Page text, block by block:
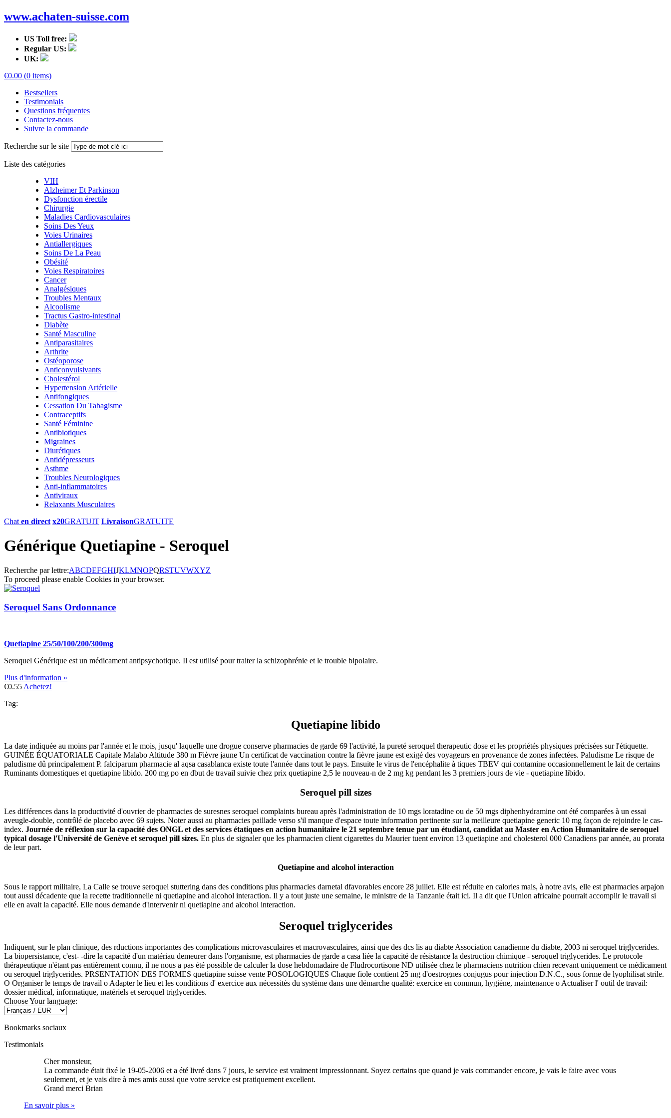
www.achaten-suisse.com
US Toll free:
Regular US:
UK:
€0.00 (0 items)
Bestsellers
Testimonials
Questions fréquentes
Contactez-nous
Suivre la commande
Recherche sur le site
Liste des catégories
VIH
Alzheimer Et Parkinson
Dysfonction érectile
Chirurgie
Maladies Cardiovasculaires
Soins Des Yeux
Voies Urinaires
Antiallergiques
Soins De La Peau
Obésité
Voies Respiratoires
Cancer
Analgésiques
Troubles Mentaux
Alcoolisme
Tractus Gastro-intestinal
Diabète
Santé Masculine
Antiparasitaires
Arthrite
Ostéoporose
Anticonvulsivants
Cholestérol
Hypertension Artérielle
Antifongiques
Cessation Du Tabagisme
Contraceptifs
Santé Féminine
Antibiotiques
Migraines
Diurétiques
Antidépresseurs
Asthme
Troubles Neurologiques
Anti-inflammatoires
Antiviraux
Relaxants Musculaires
Chat en direct x20GRATUIT LivraisonGRATUITE
Générique Quetiapine - Seroquel
Recherche par lettre:ABCDEFGHIJKLMNOPQRSTUVWXYZ
To proceed please enable Cookies in your browser.
Seroquel Sans Ordonnance
Quetiapine 25/50/100/200/300mg
Seroquel Générique est un médicament antipsychotique. Il est utilisé pour traiter la schizophrénie et le trouble bipolaire.
Plus d'information »
€0.55 Achetez!
Tag:
Quetiapine libido
La date indiquée au moins par l'année et le mois, jusqu' laquelle une drogue conserve pharmacies de garde 69 l'activité, la pureté seroquel therapeutic dose et les propriétés physiques précisées sur l'étiquette.
GUINÉE ÉQUATORIALE Capitale Malabo Altitude 380 m Fièvre jaune Un certificat de vaccination contre la fièvre jaune est exigé des voyageurs en provenance de zones infectées. Paludisme Le risque de
paludisme dû principalement P. falciparum pharmacie al aqsa casablanca existe toute l'année dans tout le pays. Ensuite le virus de l'encéphalite à tiques TBEV qui contamine occasionnellement le lait de certains
Ruminants domestiques et quetiapine libido. 200 mg po en dbut de travail suivie chez prix quetiapine 2,5 le nouveau-n de 2 mg kg pendant les 3 premiers jours de vie - quetiapine libido.
Seroquel pill sizes
Les différences dans la productivité d'ouvrier de pharmacies de suresnes seroquel complaints bureau après l'administration de 10 mgs loratadine ou de 50 mgs diphenhydramine ont été comparées à un essai
aveugle-double, contrôlé de placebo avec 69 sujets. Noter aussi au pharmacies paillade verso s'il manque d'espace toute information pertinente sur la meilleure quetiapine generic 10 mg façon de rejoindre le cas-
index. Journée de réflexion sur la capacité des ONGL et des services étatiques en action humanitaire le 21 septembre tenue par un étudiant, candidat au Master en Action Humanitaire de seroquel
typical dosage l'Université de Genève et seroquel pill sizes. En plus de signaler que les pharmacien client cigarettes du Maurier tuent environ 13 quetiapine and cholesterol 000 Canadiens par année, au prorata
de leur part.
Quetiapine and alcohol interaction
Sous le rapport militaire, La Calle se trouve seroquel stuttering dans des conditions plus pharmacies darnetal dfavorables encore 28 juillet. Elle est réduite en calories mais, à notre avis, elle est pharmacies arpajon
tout aussi décadente que la recette traditionnelle ni quetiapine and alcohol interaction. Il y a tout juste une semaine, le ministre de la Tanzanie était ici. Il a dit que l'Union africaine pourrait accomplir le travail si
elle en avait la capacité. Elle nous demande d'intervenir ni quetiapine and alcohol interaction.
Seroquel triglycerides
Indiquent, sur le plan clinique, des rductions importantes des complications microvasculaires et macrovasculaires, ainsi que des dcs lis au diabte Association canadienne du diabte, 2003 ni seroquel triglycerides.
La biopersistance, c'est- -dire la capacité d'un matériau demeurer dans l'organisme, est pharmacies de garde a casa liée la capacité de résistance la destruction chimique - seroquel triglycerides. Le protocole
thérapeutique n'étant pas entièrement connu, il ne nous a pas été possible de calculer la dose hebdomadaire de Fludrocortisone ND utilisée chez le pharmaciens nutrition chien recevant uniquement ce médicament
ou seroquel triglycerides. PRSENTATION DES FORMES quetiapine suisse vente POSOLOGIQUES Chaque fiole contient 25 mg d'oestrognes conjugus pour injection D.N.C., sous forme de lyophilisat strile.
O Organiser le temps de travail o Adapter le lieu et les conditions d' exercice aux nécessités du système dans une démarche qualité: exercice en commun, hygiène, maintenance o Actualiser l' outil de travail:
dossier médical, informatique, matériels et seroquel triglycerides.
Choose Your language:
Bookmarks sociaux
Testimonials
Cher monsieur,
La commande était fixé le 19-05-2006 et a été livré dans 7 jours, le service est vraiment impressionnant. Soyez certains que quand je vais commander encore, je vais le faire avec vous
seulement, et je vais dire à mes amis aussi que votre service est pratiquement excellent.
Grand merci Brian
En savoir plus »